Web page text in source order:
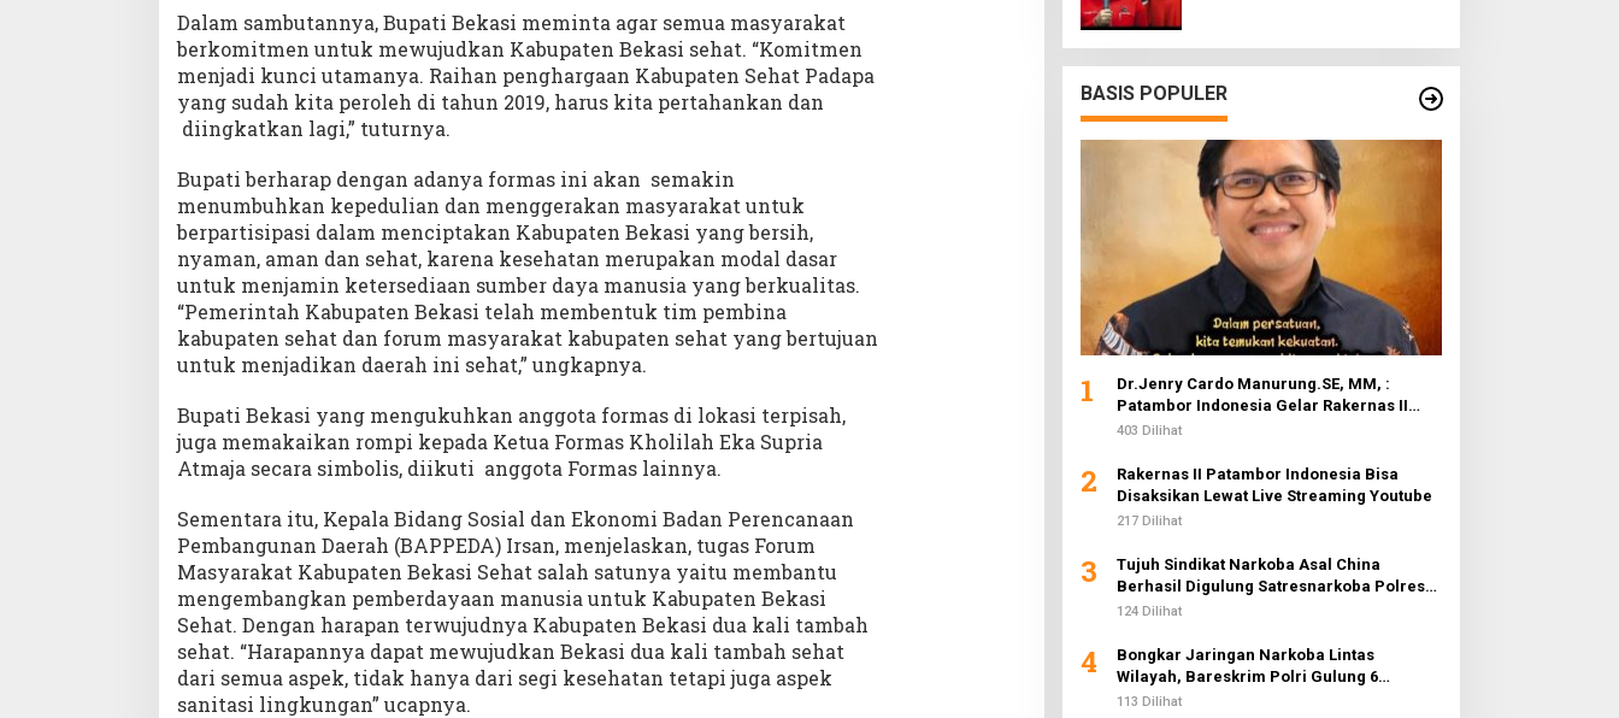
Dalam sambutannya, Bupati Bekasi meminta agar semua masyarakat
berkomitmen untuk mewujudkan Kabupaten Bekasi sehat. “Komitmen
menjadi kunci utamanya. Raihan penghargaan Kabupaten Sehat Padapa
yang sudah kita peroleh di tahun 2019, harus kita pertahankan dan
diingkatkan lagi,” tuturnya.
Bupati berharap dengan adanya formas ini akan semakin
menumbuhkan kepedulian dan menggerakan masyarakat untuk
berpartisipasi dalam menciptakan Kabupaten Bekasi yang bersih,
nyaman, aman dan sehat, karena kesehatan merupakan modal dasar
untuk menjamin ketersediaan sumber daya manusia yang berkualitas.
“Pemerintah Kabupaten Bekasi telah membentuk tim pembina
kabupaten sehat dan forum masyarakat kabupaten sehat yang bertujuan
untuk menjadikan daerah ini sehat,” ungkapnya.
Bupati Bekasi yang mengukuhkan anggota formas di lokasi terpisah,
juga memakaikan rompi kepada Ketua Formas Kholilah Eka Supria
Atmaja secara simbolis, diikuti anggota Formas lainnya.
Sementara itu, Kepala Bidang Sosial dan Ekonomi Badan Perencanaan
Pembangunan Daerah (BAPPEDA) Irsan, menjelaskan, tugas Forum
Masyarakat Kabupaten Bekasi Sehat salah satunya yaitu membantu
mengembangkan pemberdayaan manusia untuk Kabupaten Bekasi
Sehat. Dengan harapan terwujudnya Kabupaten Bekasi dua kali tambah
sehat. “Harapannya dapat mewujudkan Bekasi dua kali tambah sehat
dari semua aspek, tidak hanya dari segi kesehatan tetapi juga aspek
sanitasi lingkungan” ucapnya.
BASIS POPULER
1
Dr.Jenry Cardo Manurung.SE, MM, :
Patambor Indonesia Gelar Rakernas II
Evaluasi Program Kerja
403 Dilihat
2
Rakernas II Patambor Indonesia Bisa
Disaksikan Lewat Live Streaming Youtube
217 Dilihat
3
Tujuh Sindikat Narkoba Asal China
Berhasil Digulung Satresnarkoba Polres
Metro Jakarta Barat
124 Dilihat
4
Bongkar Jaringan Narkoba Lintas
Wilayah, Bareskrim Polri Gulung 6
Pengedar dan Buru 2 DPO
113 Dilihat